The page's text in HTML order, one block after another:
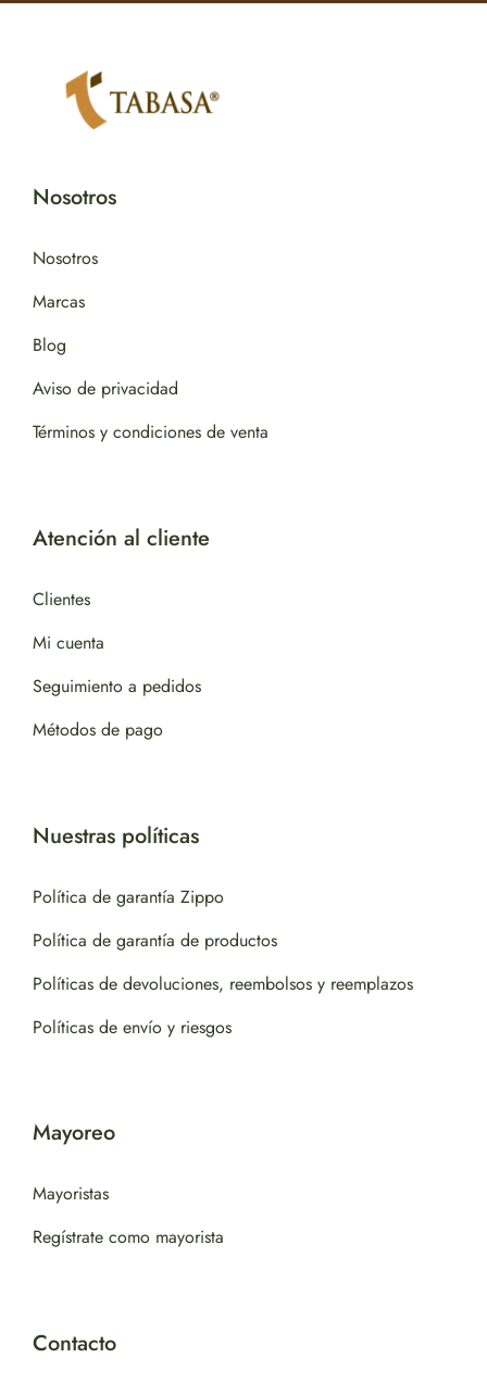
Nosotros
Nosotros
Marcas
Blog
Aviso de privacidad
Términos y condiciones de venta
Atención al cliente
Clientes
Mi cuenta
Seguimiento a pedidos
Métodos de pago
Nuestras políticas
Política de garantía Zippo
Política de garantía de productos
Políticas de devoluciones, reembolsos y reemplazos
Políticas de envío y riesgos
Mayoreo
Mayoristas
Regístrate como mayorista
Contacto